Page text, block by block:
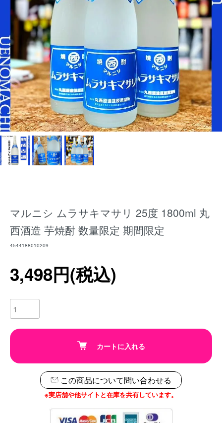
マルニシ ムラサキマサリ 25度 1800ml 丸
西酒造 芋焼酎 数量限定 期間限定
4544188010209
3,498円(税込)
カートに入れる
この商品について問い合わせる
※実店舗や他サイトと在庫を共有しています。